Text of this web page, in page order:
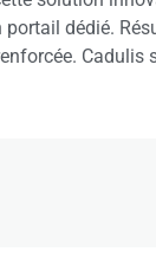
dédié.